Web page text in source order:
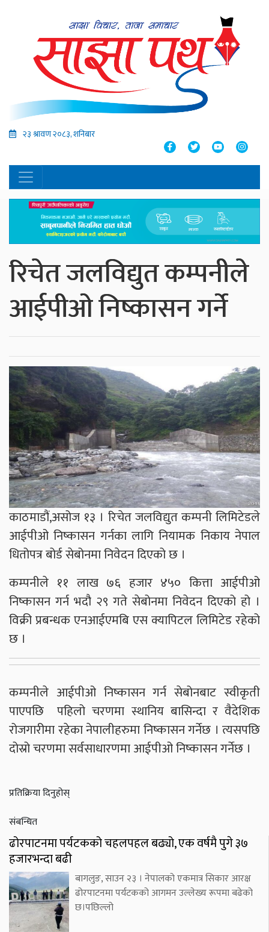
२३ श्रावण २०८३, शनिबार
रिचेत जलविद्युत कम्पनीले
आईपीओ निष्कासन गर्ने
काठमाडौं,असोज १३ । रिचेत जलविद्युत कम्पनी लिमिटेडले
आईपीओ निष्कासन गर्नका लागि नियामक निकाय नेपाल
धितोपत्र बोर्ड सेबोनमा निवेदन दिएको छ ।
कम्पनीले ११ लाख ७६ हजार ४५० कित्ता आईपीओ
निष्कासन गर्न भदौ २९ गते सेबोनमा निवेदन दिएको हो ।
विक्री प्रबन्धक एनआईएमबि एस क्यापिटल लिमिटेड रहेको
छ ।
कम्पनीले आईपीओ निष्कासन गर्न सेबोनबाट स्वीकृती
पाएपछि पहिलो चरणमा स्थानिय बासिन्दा र वैदेशिक
रोजगारीमा रहेका नेपालीहरुमा निष्कासन गर्नेछ । त्यसपछि
दोस्रो चरणमा सर्वसाधारणमा आईपीओ निष्कासन गर्नेछ ।
प्रतिक्रिया दिनुहोस्
संबन्धित
ढोरपाटनमा पर्यटकको चहलपहल बढ्यो, एक वर्षमै पुगे ३७
हजारभन्दा बढी
बागलुङ, साउन २३ । नेपालको एकमात्र सिकार आरक्ष
ढोरपाटनमा पर्यटकको आगमन उल्लेख्य रूपमा बढेको
छ।पछिल्लो